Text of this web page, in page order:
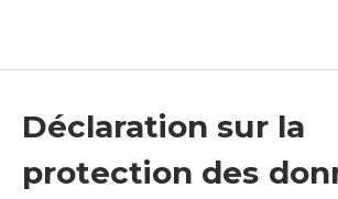
Déclaration sur la
protection des